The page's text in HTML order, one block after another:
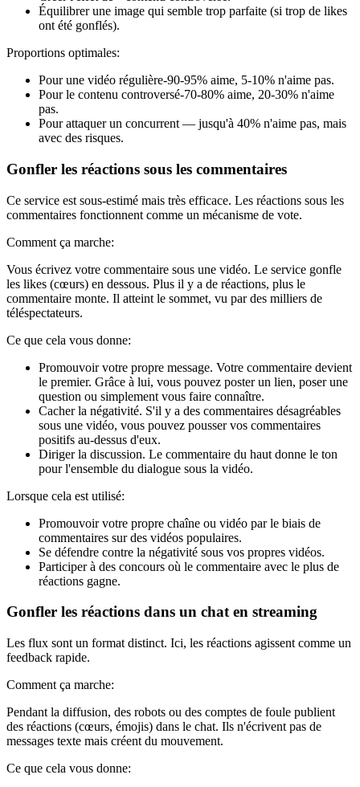
Équilibrer une image qui semble trop parfaite (si trop de likes
ont été gonflés).
Proportions optimales:
Pour une vidéo régulière-90-95% aime, 5-10% n'aime pas.
Pour le contenu controversé-70-80% aime, 20-30% n'aime
pas.
Pour attaquer un concurrent — jusqu'à 40% n'aime pas, mais
avec des risques.
Gonfler les réactions sous les commentaires
Ce service est sous-estimé mais très efficace. Les réactions sous les
commentaires fonctionnent comme un mécanisme de vote.
Comment ça marche:
Vous écrivez votre commentaire sous une vidéo. Le service gonfle
les likes (cœurs) en dessous. Plus il y a de réactions, plus le
commentaire monte. Il atteint le sommet, vu par des milliers de
téléspectateurs.
Ce que cela vous donne:
Promouvoir votre propre message. Votre commentaire devient
le premier. Grâce à lui, vous pouvez poster un lien, poser une
question ou simplement vous faire connaître.
Cacher la négativité. S'il y a des commentaires désagréables
sous une vidéo, vous pouvez pousser vos commentaires
positifs au-dessus d'eux.
Diriger la discussion. Le commentaire du haut donne le ton
pour l'ensemble du dialogue sous la vidéo.
Lorsque cela est utilisé:
Promouvoir votre propre chaîne ou vidéo par le biais de
commentaires sur des vidéos populaires.
Se défendre contre la négativité sous vos propres vidéos.
Participer à des concours où le commentaire avec le plus de
réactions gagne.
Gonfler les réactions dans un chat en streaming
Les flux sont un format distinct. Ici, les réactions agissent comme un
feedback rapide.
Comment ça marche:
Pendant la diffusion, des robots ou des comptes de foule publient
des réactions (cœurs, émojis) dans le chat. Ils n'écrivent pas de
messages texte mais créent du mouvement.
Ce que cela vous donne: